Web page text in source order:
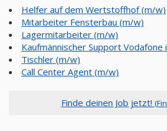
Helfer auf dem Wertstoffhof (m/w)
Mitarbeiter Fensterbau (m/w)
Lagermitarbeiter (m/w)
Kaufmännischer Support Vodafone
Tischler (m/w)
Call Center Agent (m/w)
Finde deinen Job jetzt!